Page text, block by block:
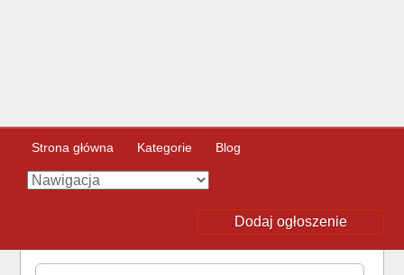
Strona główna Kategorie Blog
Dodaj ogłoszenie